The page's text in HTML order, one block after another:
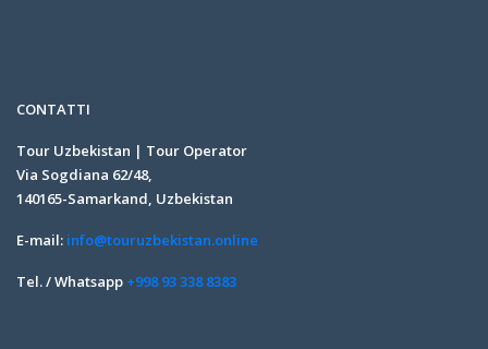
CONTATTI
Tour Uzbekistan | Tour Operator
Via Sogdiana 62/48,
140165-Samarkand, Uzbekistan
E-mail: info@touruzbekistan.online
Tel. / Whatsapp +998 93 338 8383